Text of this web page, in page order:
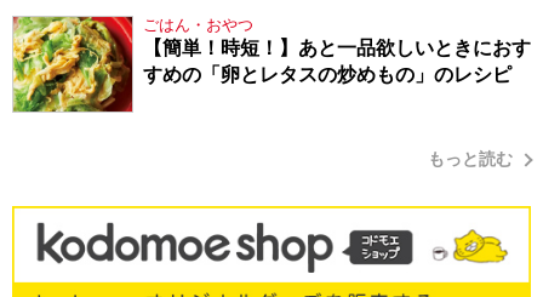
ごはん・おやつ
【簡単！時短！】あと一品欲しいときにおす
すめの「卵とレタスの炒めもの」のレシピ
もっと読む